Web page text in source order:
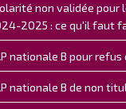
non validée pour
2025 : ce qu'il faut
nationale B pour
nationale B de non